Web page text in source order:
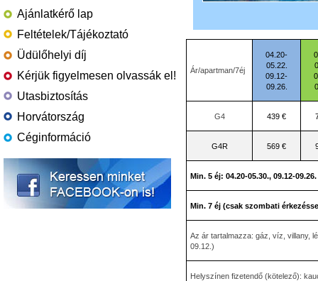
Ár/apartman/7éj
04.20-
05.22.
09.12-
09.26.
G4 439 €
G4R 569 €
Min. 5 éj: 04.20-05.30., 09.12-09.26.
Min. 7 éj (csak szombati
Az ár tartalmazza: gáz, víz, villany,
09.12.)
Helyszínen fizetendő (kötelező):
Ajánlatkérő lap
Feltételek/Tájékoztató
Üdülőhelyi díj
Kérjük figyelmesen olvassák el!
Utasbiztosítás
Horvátország
Céginformáció